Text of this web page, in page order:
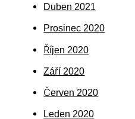
Duben 2021
Prosinec 2020
Říjen 2020
Září 2020
Červen 2020
Leden 2020